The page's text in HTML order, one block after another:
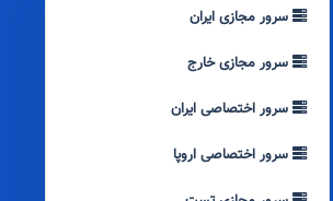
سرور مجازی ایران
سرور مجازی خارج
سرور اختصاصی ایران
سرور اختصاصی اروپا